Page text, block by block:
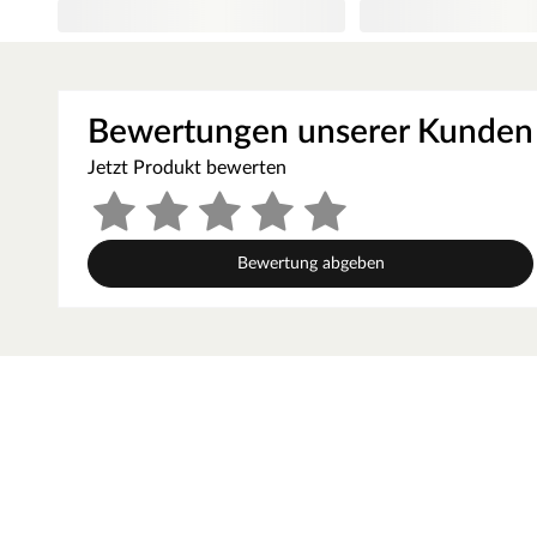
Schrauben schließen bündig ab.
Bewertungen unserer Kunden
Jetzt Produkt bewerten
Bewertung abgeben